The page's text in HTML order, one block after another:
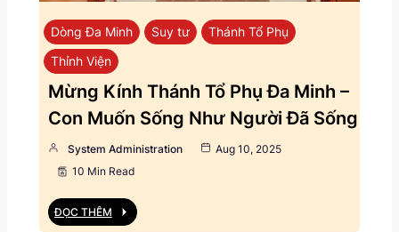
Dòng Đa Minh Suy tư
Thánh Tổ Phụ
Thỉnh Viện
Mừng Kính Thánh Tổ Phụ Đa Minh –
Con Muốn Sống Như Người Đã Sống
System Administration
Aug 10, 2025
10 Min Read
ĐỌC THÊM